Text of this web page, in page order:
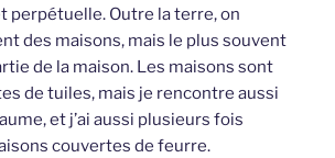
perpétuelle. Outre la terre, on
des maisons, mais le plus souvent
de la maison. Les maisons sont
de tuiles, mais je rencontre aussi
et j’ai aussi plusieurs fois
couvertes de feurre.